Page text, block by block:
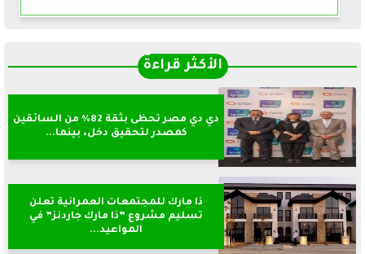
الأكثر قراءةً
دي دي مصر تحظى بثقة 82% من السائقين
كمصدر لتحقيق دخل، بينما...
ذا مارك للمجتمعات العمرانية تعلن
تسليم مشروع ”ذا مارك جاردنز” في
المواعيد...